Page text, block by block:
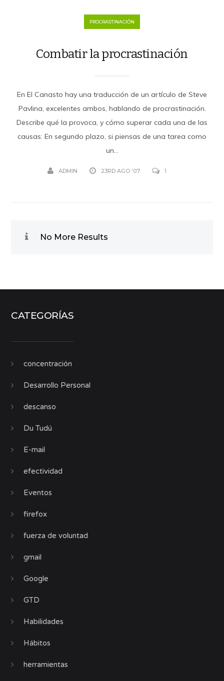
PROCRASTINACIÓN
Combatir la procrastinación
En El Canasto hay una traducción de un artículo de Steve
Pavlina, excelentes ambos, hablando de procrastinación.
Describe qué la provoca, y cómo superar cada una de las
causas: En segundo plazo, si piensas de una tarea como
un...
ADMIN 23RD AGO '07 1
No More Results
CATEGORÍAS
concentración
Desarrollo Personal
descanso
Du Tudú
E-mail
efectividad
Eventos
firefox
fuerza de voluntad
gmail
Google
GTD
Habilidades
Hábitos
herramientas